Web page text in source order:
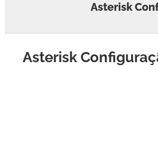
Asterisk
Asterisk